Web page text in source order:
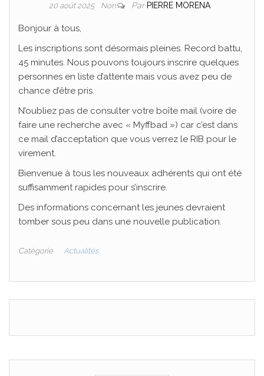
20 août 2025 Non Par PIERRE MORENA
Bonjour à tous,
Les inscriptions sont désormais pleines. Record battu,
45 minutes. Nous pouvons toujours inscrire quelques
personnes en liste d’attente mais vous avez peu de
chance d’être pris.
N’oubliez pas de consulter votre boîte mail (voire de
faire une recherche avec « Myffbad ») car c’est dans
ce mail d’acceptation que vous verrez le RIB pour le
virement.
Bienvenue à tous les nouveaux adhérents qui ont été
suffisamment rapides pour s’inscrire.
Des informations concernant les jeunes devraient
tomber sous peu dans une nouvelle publication.
Catégorie Actualités